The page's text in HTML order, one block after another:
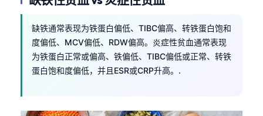
缺铁通常表现为铁蛋白偏低、TIBC偏高、转铁蛋白饱和
度偏低、MCV偏低、RDW偏高。炎症性贫血通常表现
为铁蛋白正常或偏高、铁偏低、TIBC偏低或正常、转铁
蛋白饱和度偏低，并且ESR或CRP升高。.